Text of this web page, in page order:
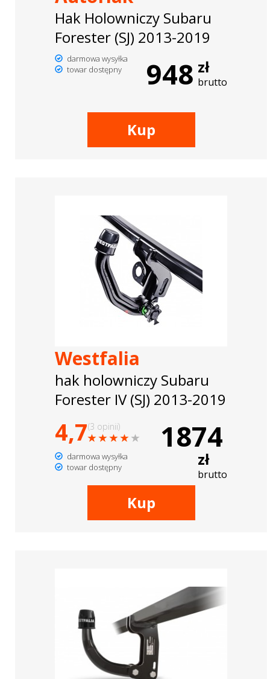
Hak Holowniczy Subaru
Forester (SJ) 2013-2019
darmowa wysyłka
towar dostępny
948 zł
brutto
Kup
Westfalia
hak holowniczy Subaru
Forester IV (SJ) 2013-2019
4,7(3 opinii)
darmowa wysyłka
towar dostępny
1874
zł
brutto
Kup